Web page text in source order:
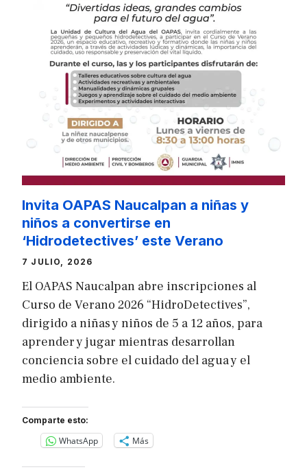
Invita OAPAS Naucalpan a niñas y
niños a convertirse en
‘Hidrodetectives’ este Verano
7 JULIO, 2026
El OAPAS Naucalpan abre inscripciones al
Curso de Verano 2026 “HidroDetectives”,
dirigido a niñas y niños de 5 a 12 años, para
aprender y jugar mientras desarrollan
conciencia sobre el cuidado del agua y el
medio ambiente.
Comparte esto:
WhatsApp Más